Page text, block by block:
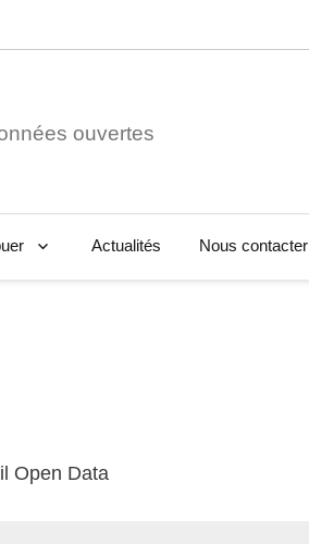
ouvertes
Actualités Nous contacter
Open Data